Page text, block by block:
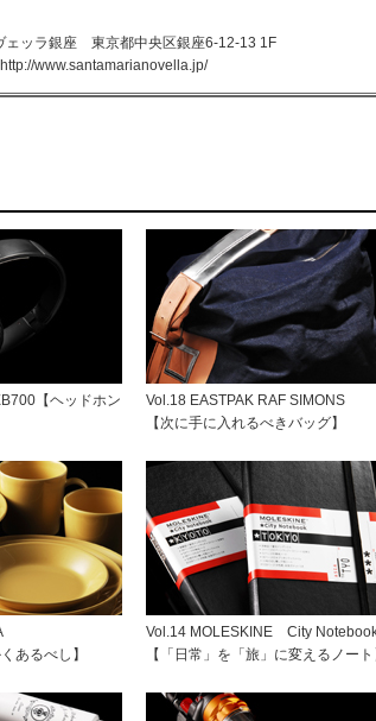
ェッラ銀座 東京都中央区銀座6-12-13 1F
http://www.santamarianovella.jp/
【ヘッドホン
Vol.18 EASTPAK RAF SIMONS
【次に手に入れるべきバッグ】
あるべし】
Vol.14 MOLESKINE City
【「日常」を「旅」に変えるノート